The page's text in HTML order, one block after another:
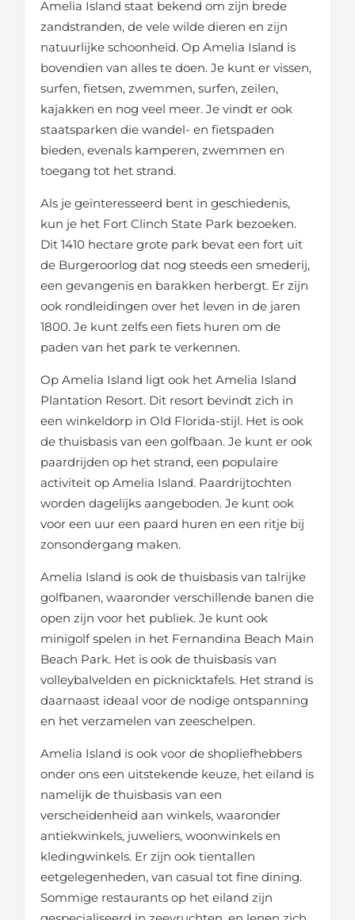
Amelia Island staat bekend om zijn brede
zandstranden, de vele wilde dieren en zijn
natuurlijke schoonheid. Op Amelia Island is
bovendien van alles te doen. Je kunt er vissen,
surfen, fietsen, zwemmen, surfen, zeilen,
kajakken en nog veel meer. Je vindt er ook
staatsparken die wandel- en fietspaden
bieden, evenals kamperen, zwemmen en
toegang tot het strand.
Als je geïnteresseerd bent in geschiedenis,
kun je het Fort Clinch State Park bezoeken.
Dit 1410 hectare grote park bevat een fort uit
de Burgeroorlog dat nog steeds een smederij,
een gevangenis en barakken herbergt. Er zijn
ook rondleidingen over het leven in de jaren
1800. Je kunt zelfs een fiets huren om de
paden van het park te verkennen.
Op Amelia Island ligt ook het Amelia Island
Plantation Resort. Dit resort bevindt zich in
een winkeldorp in Old Florida-stijl. Het is ook
de thuisbasis van een golfbaan. Je kunt er ook
paardrijden op het strand, een populaire
activiteit op Amelia Island. Paardrijtochten
worden dagelijks aangeboden. Je kunt ook
voor een uur een paard huren en een ritje bij
zonsondergang maken.
Amelia Island is ook de thuisbasis van talrijke
golfbanen, waaronder verschillende banen die
open zijn voor het publiek. Je kunt ook
minigolf spelen in het Fernandina Beach Main
Beach Park. Het is ook de thuisbasis van
volleybalvelden en picknicktafels. Het strand is
daarnaast ideaal voor de nodige ontspanning
en het verzamelen van zeeschelpen.
Amelia Island is ook voor de shopliefhebbers
onder ons een uitstekende keuze, het eiland is
namelijk de thuisbasis van een
verscheidenheid aan winkels, waaronder
antiekwinkels, juweliers, woonwinkels en
kledingwinkels. Er zijn ook tientallen
eetgelegenheden, van casual tot fine dining.
Sommige restaurants op het eiland zijn